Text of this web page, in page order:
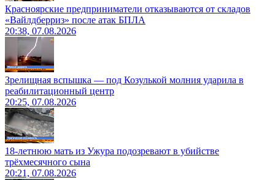
Красноярские предприниматели отказываются от складов
«Вайлдберриз» после атак БПЛА
20:38, 07.08.2026
Зрелищная вспышка — под Козулькой молния ударила в
реабилитационный центр
20:25, 07.08.2026
18-летнюю мать из Ужура подозревают в убийстве
трёхмесячного сына
20:21, 07.08.2026